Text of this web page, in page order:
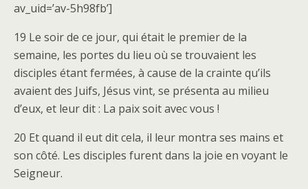
av_uid=’av-5h98fb’]
19 Le soir de ce jour, qui était le premier de la
semaine, les portes du lieu où se trouvaient les
disciples étant fermées, à cause de la crainte qu’ils
avaient des Juifs, Jésus vint, se présenta au milieu
d’eux, et leur dit : La paix soit avec vous !
20 Et quand il eut dit cela, il leur montra ses mains et
son côté. Les disciples furent dans la joie en voyant le
Seigneur.